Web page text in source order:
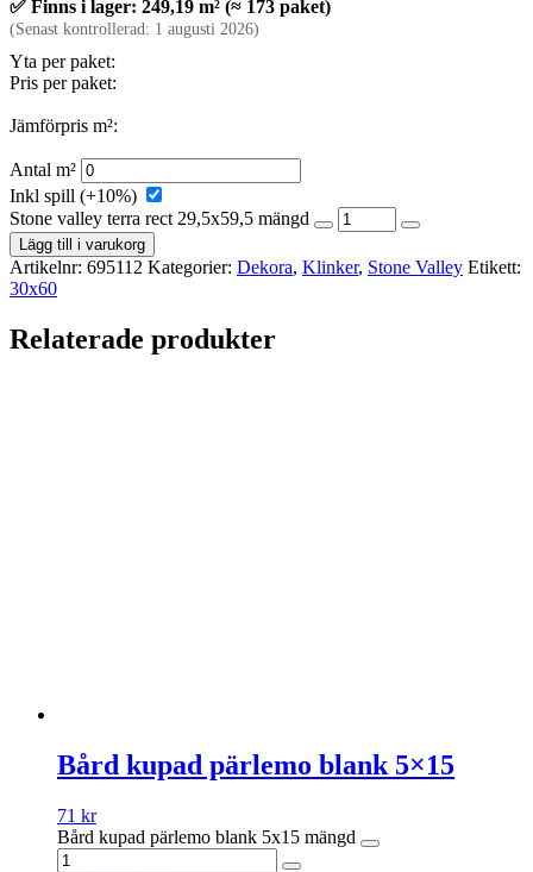
✅ Finns i lager: 249,19 m² (≈ 173 paket)
(Senast kontrollerad: 1 augusti 2026)
Yta per paket:
Pris per paket:
Jämförpris m²:
Antal m²
Inkl spill (+10%)
Stone valley terra rect 29,5x59,5 mängd
Lägg till i varukorg
Artikelnr: 695112 Kategorier: Dekora, Klinker, Stone Valley Etikett:
30x60
Relaterade produkter
Bård kupad pärlemo blank 5×15
71 kr
Bård kupad pärlemo blank 5x15 mängd